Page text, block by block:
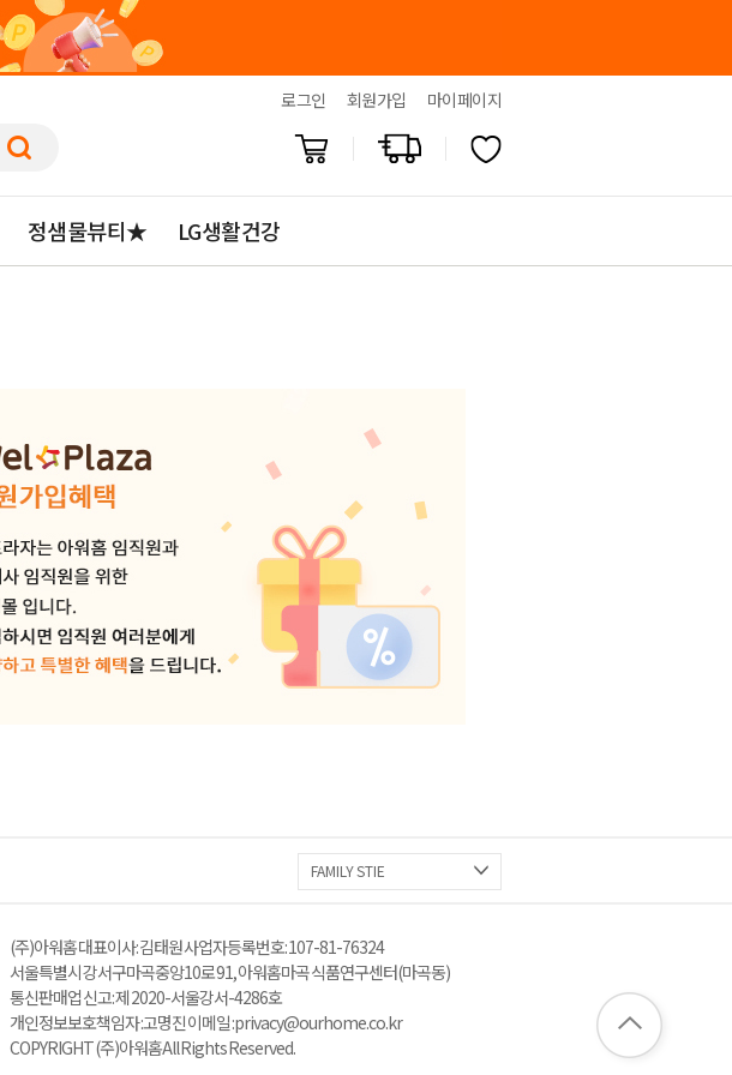
로그인 회원가입 마이페이지
정샘물뷰티★ LG생활건강
FAMILY STIE
(주)아워홈 대표이사 : 김태원 사업자등록번호 : 107-81-76324
서울특별시 강서구 마곡중앙10로 91, 아워홈 마곡 식품연구센터(마곡동)
통신판매업 신고 : 제 2020-서울강서-4286호
개인정보보호책임자 : 고명진 이메일 : privacy@ourhome.co.kr
COPYRIGHT (주)아워홈 All Rights Reserved.